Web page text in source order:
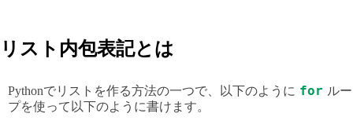
リスト内包表記とは
Pythonでリストを作る方法の一つで、以下のように for ルー
プを使って以下のように書けます。